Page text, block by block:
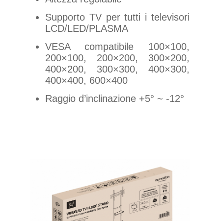
Supporto TV per tutti i televisori
LCD/LED/PLASMA
VESA compatibile 100×100,
200×100, 200×200, 300×200,
400×200, 300×300, 400×300,
400×400, 600×400
Raggio d’inclinazione +5° ~ -12°